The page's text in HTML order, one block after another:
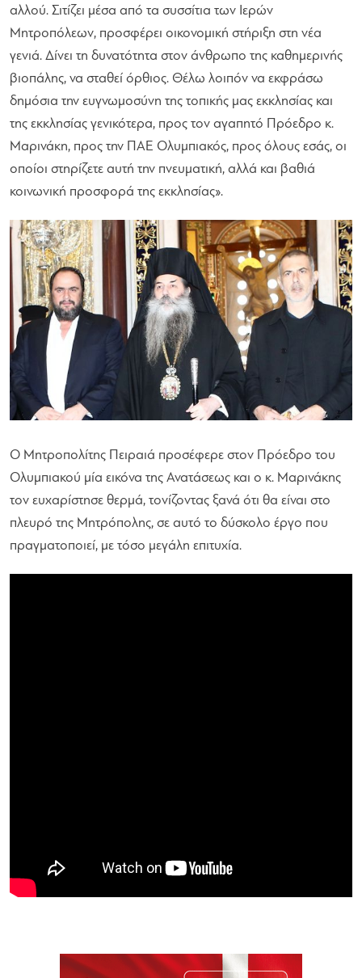
αλλού. Σιτίζει μέσα από τα συσσίτια των Ιερών
Μητροπόλεων, προσφέρει οικονομική στήριξη στη νέα
γενιά. Δίνει τη δυνατότητα στον άνθρωπο της καθημερινής
βιοπάλης, να σταθεί όρθιος. Θέλω λοιπόν να εκφράσω
δημόσια την ευγνωμοσύνη της τοπικής μας εκκλησίας και
της εκκλησίας γενικότερα, προς τον αγαπητό Πρόεδρο κ.
Μαρινάκη, προς την ΠΑΕ Ολυμπιακός, προς όλους εσάς, οι
οποίοι στηρίζετε αυτή την πνευματική, αλλά και βαθιά
κοινωνική προσφορά της εκκλησίας».
Ο Μητροπολίτης Πειραιά προσέφερε στον Πρόεδρο του
Ολυμπιακού μία εικόνα της Ανατάσεως και ο κ. Μαρινάκης
τον ευχαρίστησε θερμά, τονίζοντας ξανά ότι θα είναι στο
πλευρό της Μητρόπολης, σε αυτό το δύσκολο έργο που
πραγματοποιεί, με τόσο μεγάλη επιτυχία.